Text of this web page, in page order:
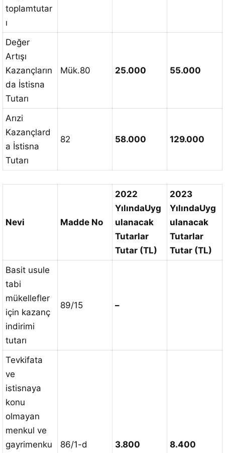
toplamtutar
ı
Değer
Artışı
Kazançların
da İstisna
Tutarı
Mük.80 25.000 55.000
Arızi
Kazançlard
a İstisna
Tutarı
82 58.000 129.000
Nevi Madde No
2022
YılındaUyg
ulanacak
Tutarlar
Tutar (TL)
2023
YılındaUyg
ulanacak
Tutarlar
Tutar (TL)
Basit usule
tabi
mükellefler
için kazanç
indirimi
tutarı
89/15 –
Tevkifata
ve
istisnaya
konu
olmayan
menkul ve
gayrimenku
86/1-d 3.800 8.400